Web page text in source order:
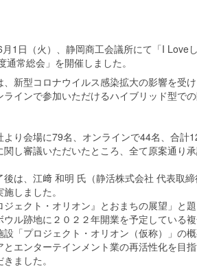
1日（火）、静岡商工会議所にて「I Love
通常総会」を開催しました。
、新型コロナウイルス感染拡大の影響を受
ラインで参加いただけるハイブリッド型で
より会場に79名、オンラインで44名、合計
関し審議いただいたところ、全て原案通り承
後は、江﨑 和明 氏（静活株式会社 代表取
しました。
ジェクト・オリオン』とおまちの展望」と
ウル跡地に２０２２年開業を予定している
設「プロジェクト・オリオン（仮称）」の
とエンターテインメント業の再活性化を目
ました。